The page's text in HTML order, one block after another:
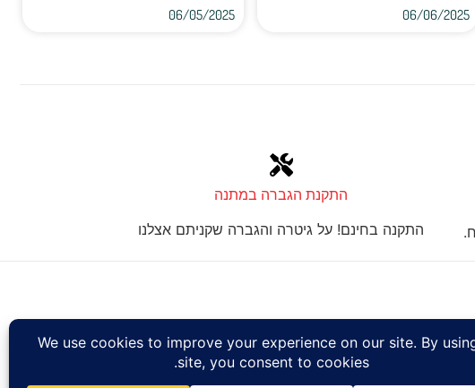
06/06/2025
06/05/2025
התקנת הגברה במתנה
התקנה בחינם! על גיטרה והגברה שקניתם אצלנו
על טנור